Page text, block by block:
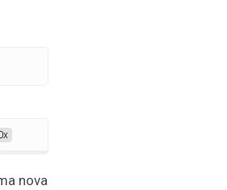
sociais
nova